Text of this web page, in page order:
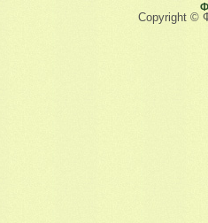
Copyright ©